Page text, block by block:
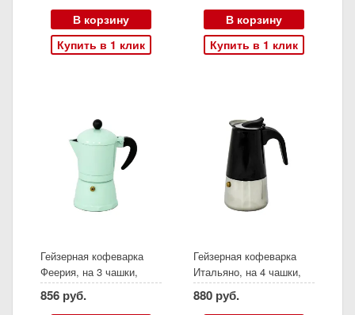
В корзину
Купить в 1 клик
В корзину
Купить в 1 клик
Гейзерная кофеварка
Феерия, на 3 чашки,
бирюза
856 руб.
Гейзерная кофеварка
Итальяно, на 4 чашки,
черный
880 руб.